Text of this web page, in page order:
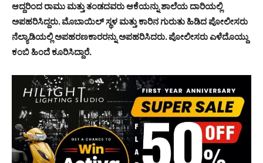
ಆದ್ದರಿಂದ ರಾಮು ಮತ್ತು ತಂಡದವರು ಆಕೆಯನ್ನು ಶಾಲೆಯ ದಾರಿಯಲ್ಲಿ
ಅಪಹರಿಸಿದ್ದರು. ಮೊಬಾಯಿಲ್ ಸ್ಥಳ ಮತ್ತು ಕಾರಿನ ಗುರುತು ಹಿಡಿದ ಪೋಲೀಸರು
ನೆಲ್ಯಾಡಿಯಲ್ಲಿ ಅಪಹರಣಕಾರರನ್ನು ಅಪಹರಿಸಿದರು. ಪೋಲೀಸರು ಎಳೆದೊಯ್ದು
ಕಂಬಿ ಹಿಂದೆ ಕೂರಿಸಿದ್ದಾರೆ.